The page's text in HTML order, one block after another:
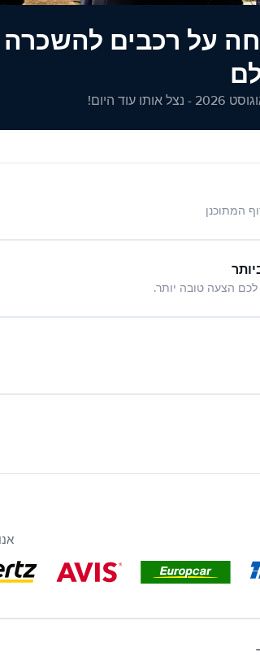
הנחה על רכבים להשכרה
הצעה טובה יותר.